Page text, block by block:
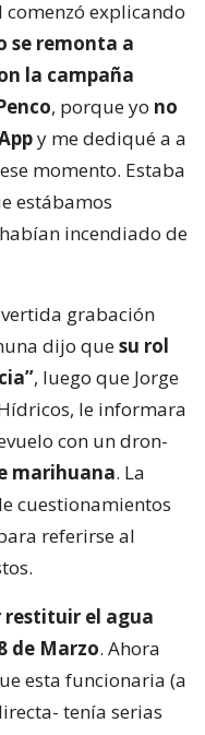
explicando
se remonta a
la campaña
, porque yo no
y me dediqué a a
momento. Estaba
estábamos
incendiado de
grabación
dijo quesu rol
, luego que Jorge
le informara
con un dron-
marihuana. La
cuestionamientos
referirse al
restituir el agua
de Marzo. Ahora
esta funcionaria (a
tenía serias